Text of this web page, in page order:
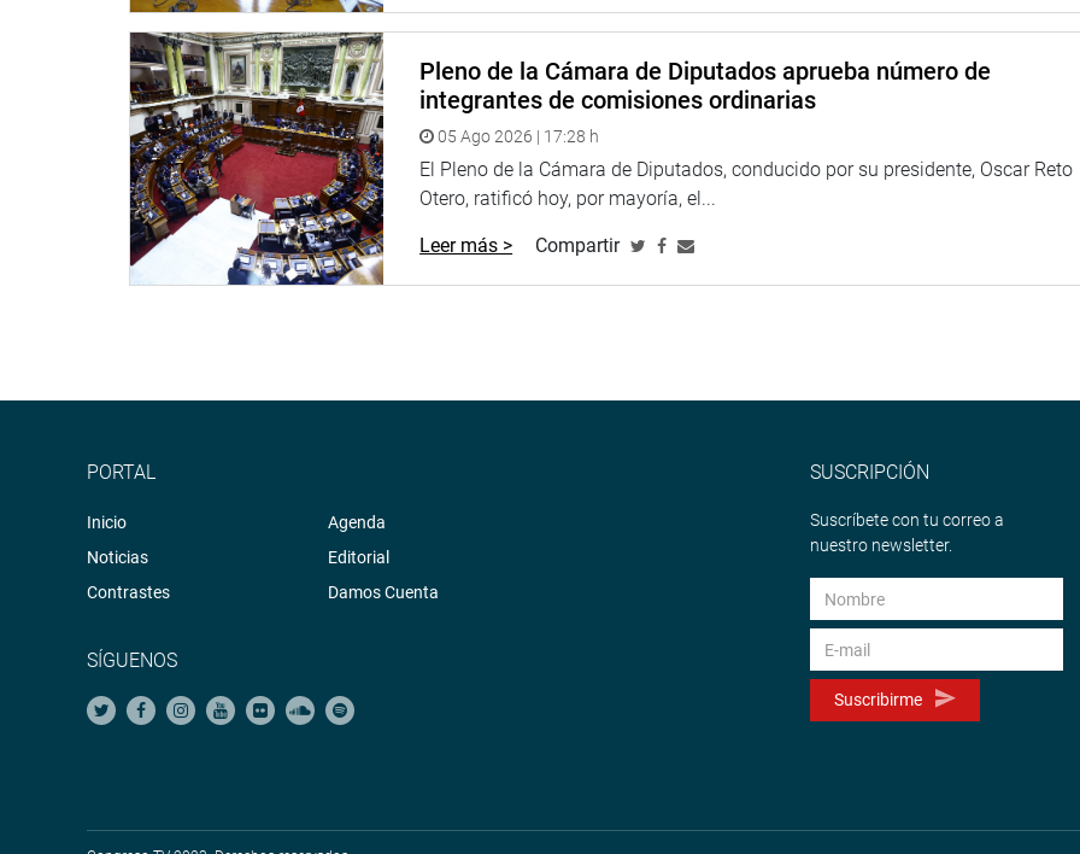
Facebook:https://goo.gl/s5t7XN
Twitter:https://goo.gl/iMywRR
YouTube:https://goo.gl/VBXBNk
Radio:goo.gl/hMwTg1
fotografia.congreso.gob.pe
Pleno de la Cámara de Diputados aprueba número de
integrantes de comisiones ordinarias
05 Ago 2026 | 17:28 h
El Pleno de la Cámara de Diputados, conducido por su presidente, Oscar Reto
Otero, ratificó hoy, por mayoría, el...
Leer más > Compartir
PORTAL
Inicio
Noticias
Contrastes
Agenda
Editorial
Damos Cuenta
SÍGUENOS
SUSCRIPCIÓN
Suscríbete con tu correo a
nuestro newsletter.
Suscribirme